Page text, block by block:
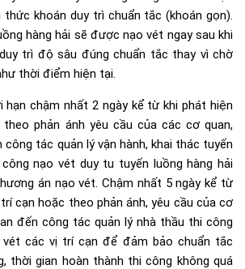
khoán duy trì chuẩn tắc (khoán gọn).
hàng hải sẽ được nạo vét ngay sau khi
trì độ sâu đúng chuẩn tắc thay vì chờ
thời điểm hiện tại.
chậm nhất 2 ngày kể từ khi phát hiện
phản ánh yêu cầu của các cơ quan,
công tác quản lý vận hành, khai thác tuyến
nạo vét duy tu tuyến luồng hàng hải
án nạo vét. Chậm nhất 5 ngày kể từ
cạn hoặc theo phản ánh, yêu cầu của cơ
đến công tác quản lý nhà thầu thi công
vét các vị trí cạn để đảm bảo chuẩn tắc
thời gian hoàn thành thi công không quá